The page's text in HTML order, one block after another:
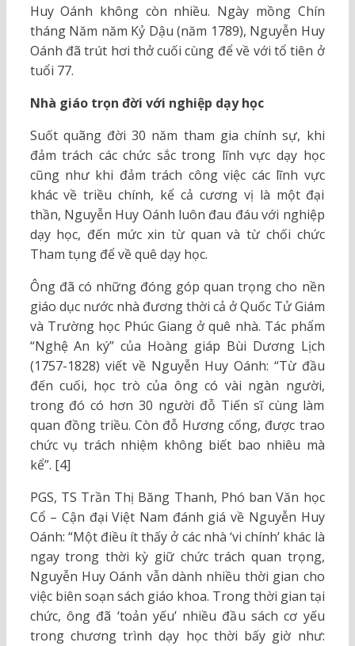
Huy Oánh không còn nhiều. Ngày mồng Chín
tháng Năm năm Kỷ Dậu (năm 1789), Nguyễn Huy
Oánh đã trút hơi thở cuối cùng để về với tổ tiên ở
tuổi 77.
Nhà giáo trọn đời với nghiệp dạy học
Suốt quãng đời 30 năm tham gia chính sự, khi
đảm trách các chức sắc trong lĩnh vực dạy học
cũng như khi đảm trách công việc các lĩnh vực
khác về triều chính, kể cả cương vị là một đại
thần, Nguyễn Huy Oánh luôn đau đáu với nghiệp
dạy học, đến mức xin từ quan và từ chối chức
Tham tụng để về quê dạy học.
Ông đã có những đóng góp quan trọng cho nền
giáo dục nước nhà đương thời cả ở Quốc Tử Giám
và Trường học Phúc Giang ở quê nhà. Tác phẩm
“Nghệ An ký” của Hoàng giáp Bùi Dương Lịch
(1757-1828) viết về Nguyễn Huy Oánh: “Từ đầu
đến cuối, học trò của ông có vài ngàn người,
trong đó có hơn 30 người đỗ Tiến sĩ cùng làm
quan đồng triều. Còn đỗ Hương cống, được trao
chức vụ trách nhiệm không biết bao nhiêu mà
kể”. [4]
PGS, TS Trần Thị Băng Thanh, Phó ban Văn học
Cổ – Cận đại Việt Nam đánh giá về Nguyễn Huy
Oánh: “Một điều ít thấy ở các nhà ‘vi chính’ khác là
ngay trong thời kỳ giữ chức trách quan trọng,
Nguyễn Huy Oánh vẫn dành nhiều thời gian cho
việc biên soạn sách giáo khoa. Trong thời gian tại
chức, ông đã ‘toản yếu’ nhiều đầu sách cơ yếu
trong chương trình dạy học thời bấy giờ như: